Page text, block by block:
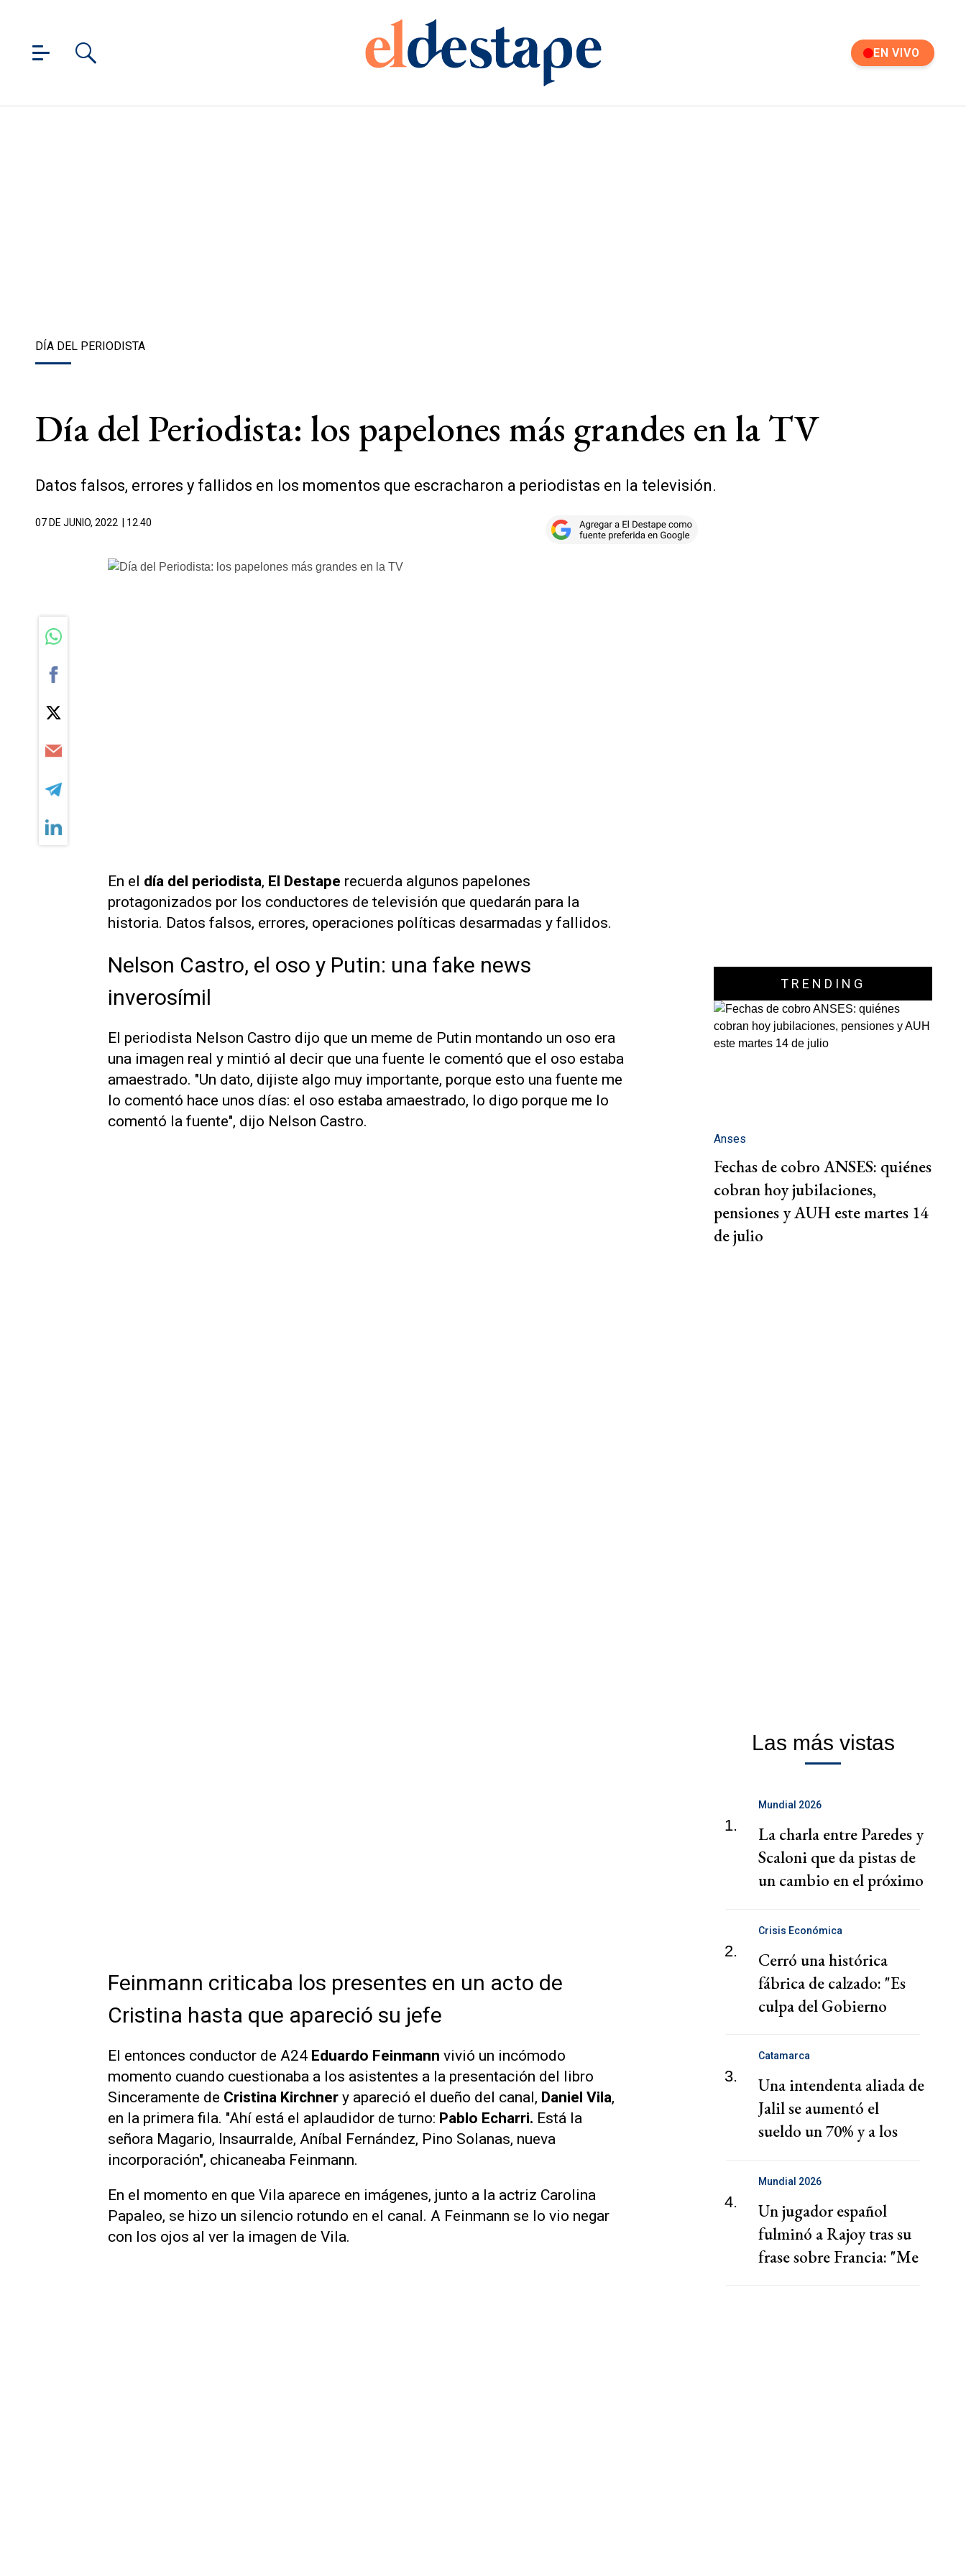
EN VIVO
DÍA DEL PERIODISTA
Día del Periodista: los papelones más grandes en la TV
Datos falsos, errores y fallidos en los momentos que escracharon a periodistas en la televisión.
07 DE JUNIO, 2022 | 12.40
En el día del periodista, El Destape recuerda algunos papelones
protagonizados por los conductores de televisión que quedarán para la
historia. Datos falsos, errores, operaciones políticas desarmadas y fallidos.
Nelson Castro, el oso y Putin: una fake news
inverosímil
El periodista Nelson Castro dijo que un meme de Putin montando un oso era
una imagen real y mintió al decir que una fuente le comentó que el oso estaba
amaestrado. "Un dato, dijiste algo muy importante, porque esto una fuente me
lo comentó hace unos días: el oso estaba amaestrado, lo digo porque me lo
comentó la fuente", dijo Nelson Castro.
Feinmann criticaba los presentes en un acto de
Cristina hasta que apareció su jefe
El entonces conductor de A24 Eduardo Feinmann vivió un incómodo
momento cuando cuestionaba a los asistentes a la presentación del libro
Sinceramente de Cristina Kirchner y apareció el dueño del canal, Daniel Vila,
en la primera fila. "Ahí está el aplaudidor de turno: Pablo Echarri. Está la
señora Magario, Insaurralde, Aníbal Fernández, Pino Solanas, nueva
incorporación", chicaneaba Feinmann.
En el momento en que Vila aparece en imágenes, junto a la actriz Carolina
Papaleo, se hizo un silencio rotundo en el canal. A Feinmann se lo vio negar
con los ojos al ver la imagen de Vila.
TRENDING
Anses
Fechas de cobro ANSES: quiénes
cobran hoy jubilaciones,
pensiones y AUH este martes 14
de julio
Las más vistas
1.
Mundial 2026
La charla entre Paredes y
Scaloni que da pistas de
un cambio en el próximo
2.
Crisis Económica
Cerró una histórica
fábrica de calzado: "Es
culpa del Gobierno
3.
Catamarca
Una intendenta aliada de
Jalil se aumentó el
sueldo un 70% y a los
4.
Mundial 2026
Un jugador español
fulminó a Rajoy tras su
frase sobre Francia: "Me